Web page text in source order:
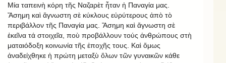
Μία ταπεινὴ κόρη τῆς Ναζαρὲτ ἦταν ἡ Παναγία μας.
Ἄσημη καὶ ἄγνωστη σὲ κύκλους εὐρύτερους ἀπὸ τὸ
περιβάλλον τῆς Παναγία μας. Ἄσημη καὶ ἄγνωστη σὲ
ἐκεῖνα τά στοιχεῖα, ποὺ προβάλλουν τούς ἀνθρώπους στὴ
ματαιόδοξη κοινωνία τῆς ἐποχῆς τους. Καὶ ὅμως
ἀναδείχθηκε ἡ πρώτη μεταξὺ ὅλων τῶν γυναικῶν κάθε